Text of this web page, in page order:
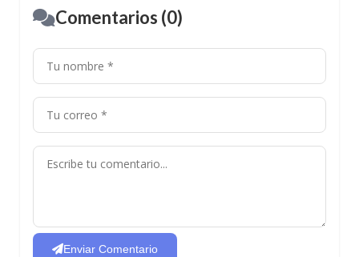
Comentarios (0)
Enviar Comentario